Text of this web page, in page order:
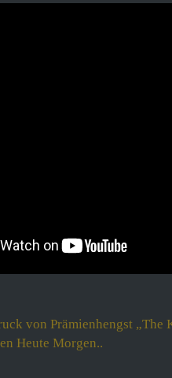
von Prämienhengst „The
Heute Morgen..